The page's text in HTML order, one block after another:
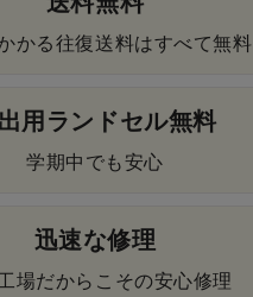
かる往復送料はすべて無料
用ランドセル無料
学期中でも安心
迅速な修理
場だからこその安心修理